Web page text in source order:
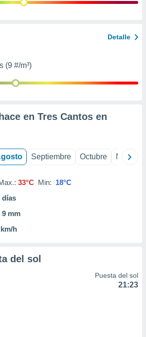
Detalle
(9 #/m³)
en Tres Cantos en
Septiembre Octubre
33°C Min: 18°C
días
9 mm
h
del sol
Puesta del sol
21:23